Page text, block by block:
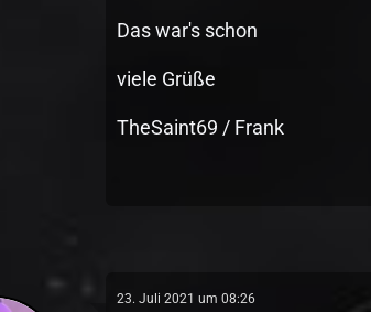
Das war's schon
viele Grüße
TheSaint69 / Frank
23. Juli 2021 um 08:26